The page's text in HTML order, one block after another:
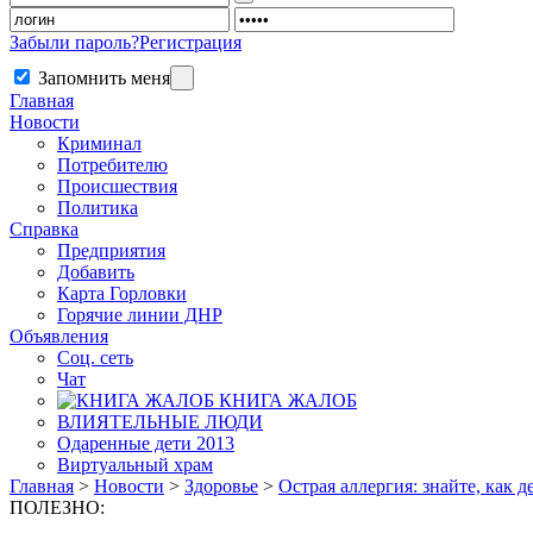
Забыли пароль?Регистрация
Запомнить меня
Главная
Новости
Криминал
Потребителю
Происшествия
Политика
Справка
Предприятия
Добавить
Карта Горловки
Горячие линии ДНР
Объявления
Соц. сеть
Чат
КНИГА ЖАЛОБ
ВЛИЯТЕЛЬНЫЕ ЛЮДИ
Одаренные дети 2013
Виртуальный храм
Главная > Новости > Здоровье > Острая аллергия: знайте, как
ПОЛЕЗНО: